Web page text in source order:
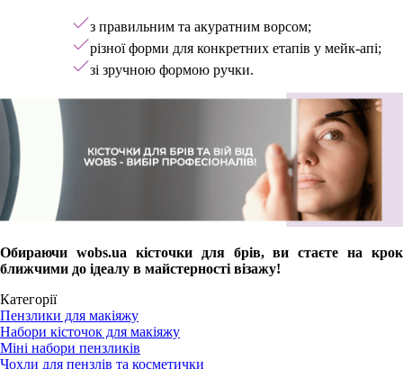
з правильним та акуратним ворсом;
різної форми для конкретних етапів у мейк-апі;
зі зручною формою ручки.
Обираючи wobs.ua кісточки для брів, ви стаєте на крок
ближчими до ідеалу в майстерності візажу!
Категорії
Пензлики для макіяжу
Набори кісточок для макіяжу
Міні набори пензликів
Чохли для пензлів та косметички